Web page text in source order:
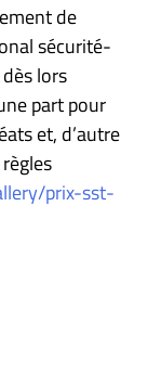
de
sécurité-
lors
part pour
et, d’autre
prix-sst-